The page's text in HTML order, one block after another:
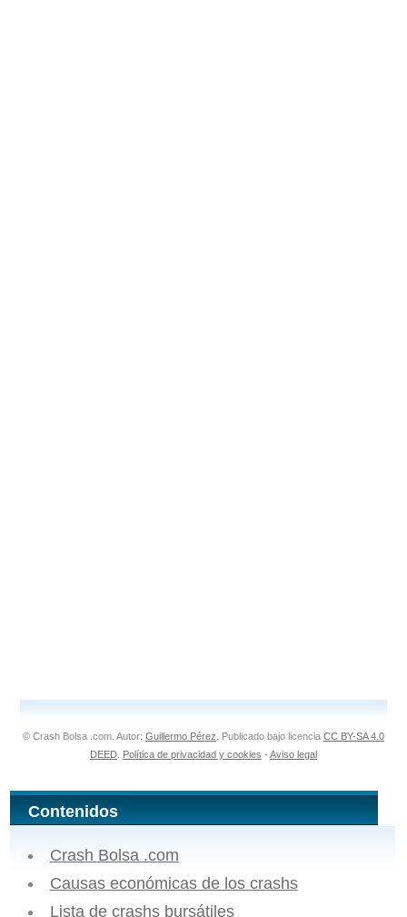
Contenidos
Crash Bolsa .com
Causas económicas de los crashs
Lista de crashs bursátiles
© Crash Bolsa .com. Autor: Guillermo Pérez . Publicado bajo licencia CC BY-SA 4.0
DEED Política de privacidad y cookies - Aviso legal